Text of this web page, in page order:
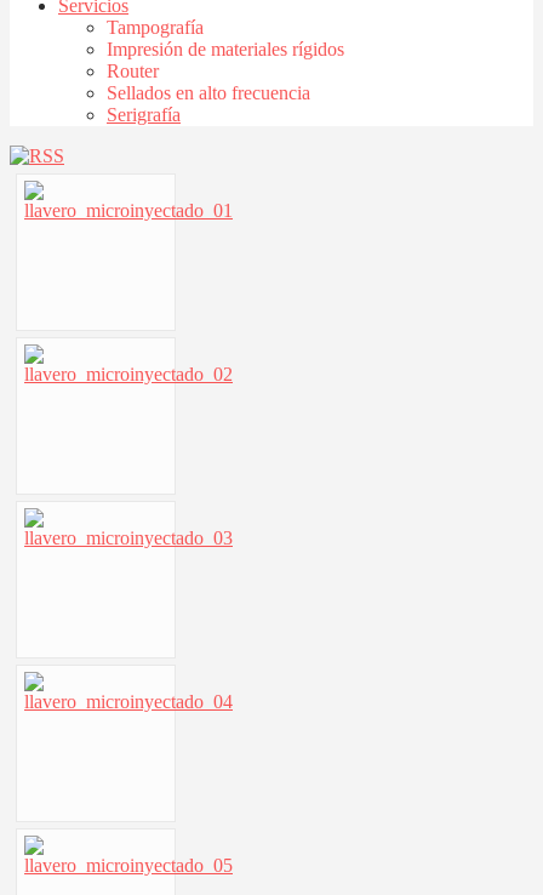
Servicios
Tampografía
Impresión de materiales rígidos
Router
Sellados en alto frecuencia
Serigrafía